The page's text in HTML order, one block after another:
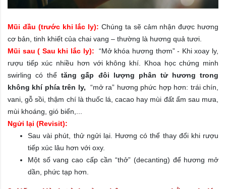
Mũi đầu (trước khi lắc ly): Chúng ta sẽ cảm nhận được hương
cơ bản, tinh khiết của chai vang – thường là hương quả tươi.
Mũi sau ( Sau khi lắc ly):
“Mở khóa hương thơm” - Khi xoay ly,
rượu tiếp xúc nhiều hơn với không khí. Khoa học chứng minh
swirling có thểtăng gấp đôi lượng phân tử hương trong
không khí phía trên ly,
“mở ra” hương phức hợp hơn: trái chín,
vani, gỗ sồi, thậm chí là thuốc lá, cacao hay mùi đất ẩm sau mưa,
mùi khoáng, gió biển,...
Ngửi lại (Revisit):
Sau vài phút, thử ngửi lại. Hương có thể thay đổi khi rượu
tiếp xúc lâu hơn với oxy.
Một số vang cao cấp cần “thở” (decanting) để hương mở
dần, phức tạp hơn.